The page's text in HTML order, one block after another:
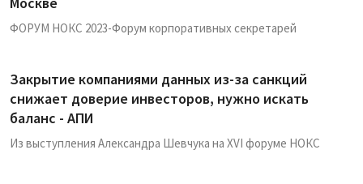
ФОРУМ НОКС 2023-Форум корпоративных секретарей
Закрытие компаниями данных из-за санкций
снижает доверие инвесторов, нужно искать
баланс - АПИ
Из выступления Александра Шевчука на XVI форуме НОКС